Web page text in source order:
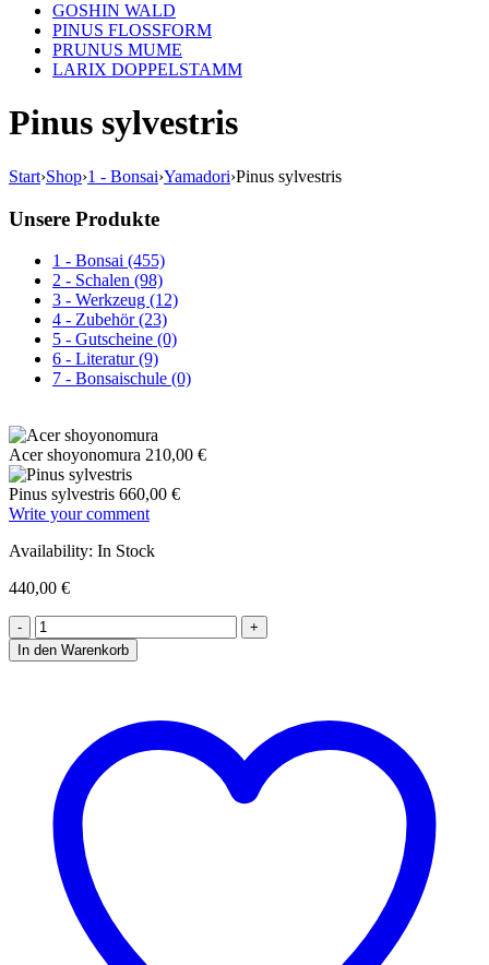
GOSHIN WALD
PINUS FLOSSFORM
PRUNUS MUME
LARIX DOPPELSTAMM
Pinus sylvestris
Start›Shop›1 - Bonsai›Yamadori›Pinus sylvestris
Unsere Produkte
1 - Bonsai (455)
2 - Schalen (98)
3 - Werkzeug (12)
4 - Zubehör (23)
5 - Gutscheine (0)
6 - Literatur (9)
7 - Bonsaischule (0)
Acer shoyonomura 210,00 €
Pinus sylvestris 660,00 €
Write your comment
Availability: In Stock
440,00 €
In den Warenkorb